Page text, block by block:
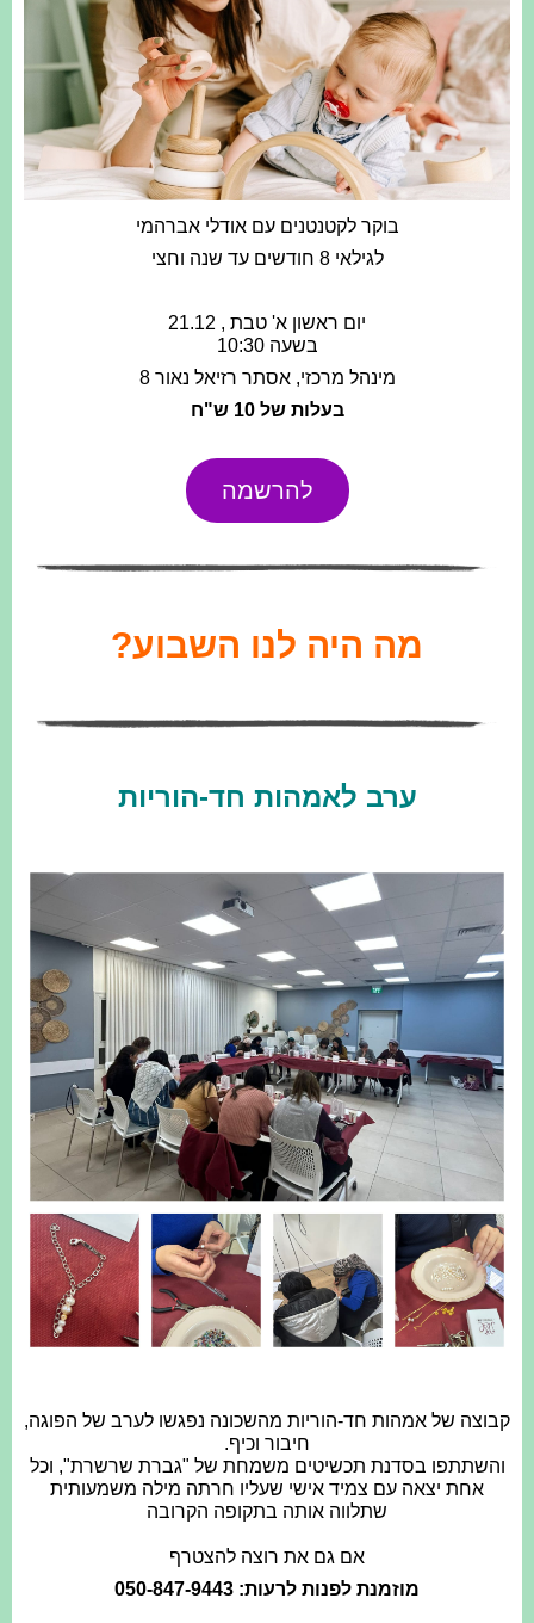
בוקר לקטנטנים עם אודלי אברהמי
לגילאי 8 חודשים עד שנה וחצי
יום ראשון א' טבת , 21.12
בשעה 10:30
מינהל מרכזי, אסתר רזיאל נאור 8
בעלות של 10 ש"ח
להרשמה
מה היה לנו השבוע?
ערב לאמהות חד-הוריות
קבוצה של אמהות חד-הוריות מהשכונה נפגשו לערב של הפוגה,
חיבור וכיף.
והשתתפו בסדנת תכשיטים משמחת של "גברת שרשרת", וכל
אחת יצאה עם צמיד אישי שעליו חרתה מילה משמעותית
שתלווה אותה בתקופה הקרובה
אם גם את רוצה להצטרף
מוזמנת לפנות לרעות: 050-847-9443